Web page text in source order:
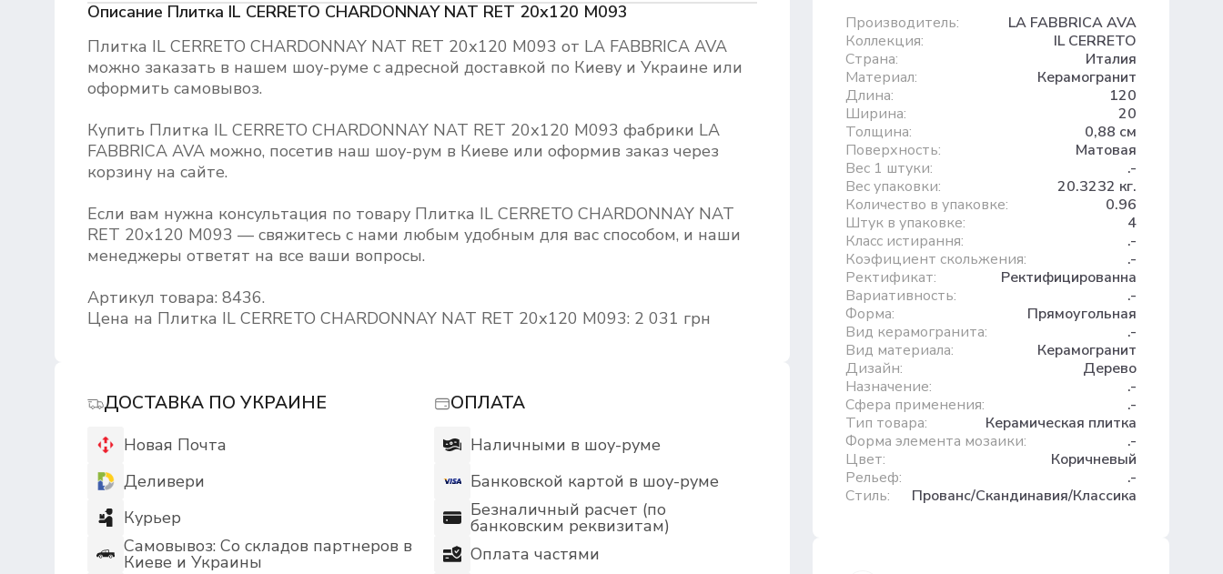
Описание Плитка IL CERRETO CHARDONNAY NAT RET 20х120 M093
Плитка IL CERRETO CHARDONNAY NAT RET 20х120 M093 от LA FABBRICA AVA
можно заказать в нашем шоу-руме с адресной доставкой по Киеву и Украине или
оформить самовывоз.
Купить Плитка IL CERRETO CHARDONNAY NAT RET 20х120 M093 фабрики LA
FABBRICA AVA можно, посетив наш шоу-рум в Киеве или оформив заказ через
корзину на сайте.
Если вам нужна консультация по товару Плитка IL CERRETO CHARDONNAY NAT
RET 20х120 M093 — свяжитесь с нами любым удобным для вас способом, и наши
менеджеры ответят на все ваши вопросы.
Артикул товара: 8436.
Цена на Плитка IL CERRETO CHARDONNAY NAT RET 20х120 M093: 2 031 грн
ДОСТАВКА ПО УКРАИНЕ
Новая Почта
Деливери
Курьер
Самовывоз: Со складов партнеров в
Киеве и Украины
ОПЛАТА
Наличными в шоу-руме
Банковской картой в шоу-руме
Безналичный расчет (по
банковским реквизитам)
Оплата частями
Производитель:
LA FABBRICA AVA
Коллекция:
IL CERRETO
Страна:
Италия
Материал:
Керамогранит
Длина:
120
Ширина:
20
Толщина:
0,88 см
Поверхность:
Матовая
Вес 1 штуки:
.-
Вес упаковки:
20.3232 кг.
Количество в упаковке:
0.96
Штук в упаковке:
4
Класс истирання:
.-
Коэфициент скольжения:
.-
Ректификат:
Ректифицированна
Вариативность:
.-
Форма:
Прямоугольная
Вид керамогранита:
.-
Вид материала:
Керамогранит
Дизайн:
Дерево
Назначение:
.-
Сфера применения:
.-
Тип товара:
Керамическая плитка
Форма элемента мозаики:
.-
Цвет:
Коричневый
Рельеф:
.-
Стиль:
Прованс/Скандинавия/Классика